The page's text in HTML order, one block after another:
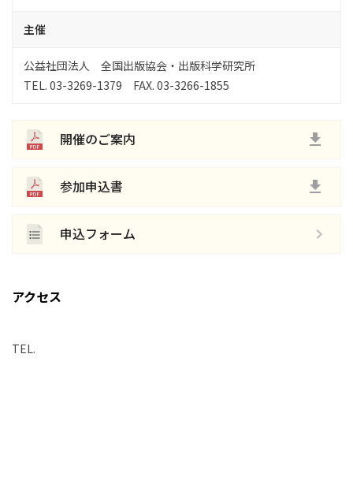
主催
公益社団法人 全国出版協会・出版科学研究所
TEL. 03-3269-1379 FAX. 03-3266-1855
開催のご案内
参加申込書
申込フォーム
アクセス
TEL.